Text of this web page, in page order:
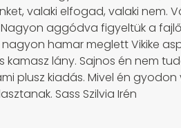
valaki elfogad, valaki nem.
aggódva figyeltük a
hamar meglett Vikike
kamasz lány. Sajnos én nem
plusz kiadás. Mivel én
Sass Szilvia Irén